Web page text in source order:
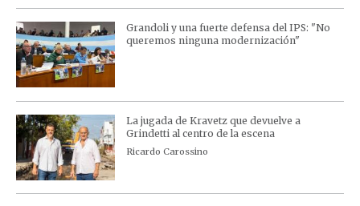
Grandoli y una fuerte defensa del IPS: "No
queremos ninguna modernización"
La jugada de Kravetz que devuelve a
Grindetti al centro de la escena
Ricardo Carossino